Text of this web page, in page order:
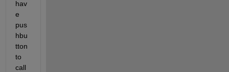
hav
e
pus
hbu
tton
to
call